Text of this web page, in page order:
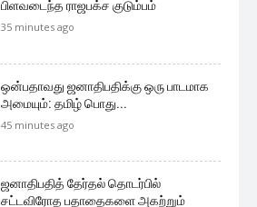
பிளவடைந்த ராஜபக்ச குடும்பம்
35 minutes ago
ஒன்பதாவது ஜனாதிபதிக்கு ஒரு பாடமாக
அமையும்: தமிழ் பொது...
45 minutes ago
ஜனாதிபதித் தேர்தல் தொடர்பில்
சட்டவிரோத பதாதைகளை அகற்றும்